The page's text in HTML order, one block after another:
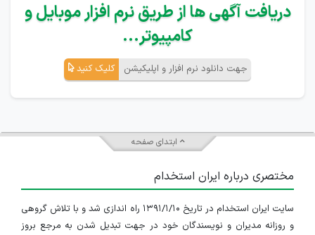
دریافت آگهی ها از طریق نرم افزار موبایل و
کامپیوتر...
جهت دانلود نرم افزار و اپلیکیشن کلیک کنید
ابتدای صفحه
مختصری درباره ایران استخدام
سایت ایران استخدام در تاریخ ۱۳۹۱/۱/۱۰ راه اندازی شد و با تلاش گروهی
و روزانه مدیران و نویسندگان خود در جهت تبدیل شدن به مرجع بروز